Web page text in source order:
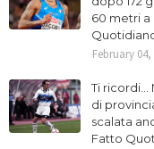
60 metri a
February 04,
Ti
di
scalata
Fatto